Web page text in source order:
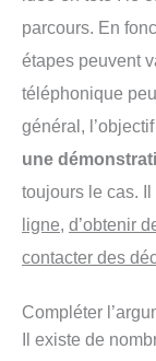
parcours. En
étapes peuvent
téléphonique
général,
une
toujours le cas. Il
ligne, d’obtenir
contacter des
Compléter
Il existe de